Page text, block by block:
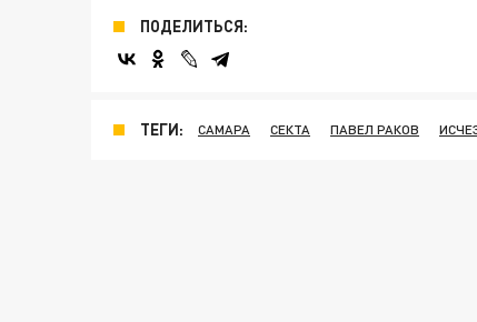
ПОДЕЛИТЬСЯ:
ТЕГИ: САМАРА СЕКТА ПАВЕЛ РАКОВ